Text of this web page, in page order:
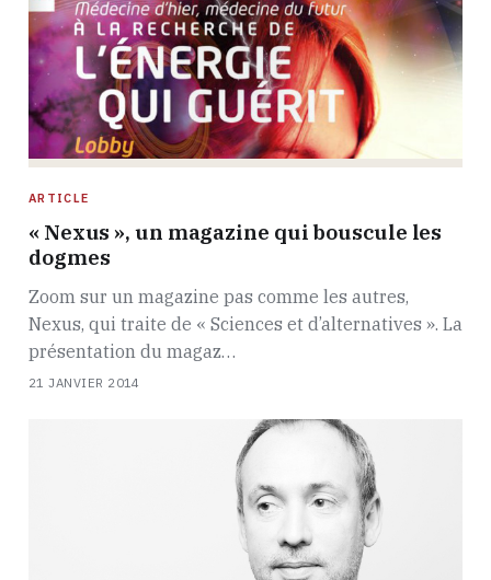
ARTICLE
« Nexus », un magazine qui bouscule les
dogmes
Zoom sur un magazine pas comme les autres,
Nexus, qui traite de « Sciences et d’alternatives ». La
présentation du magaz…
21 JANVIER 2014